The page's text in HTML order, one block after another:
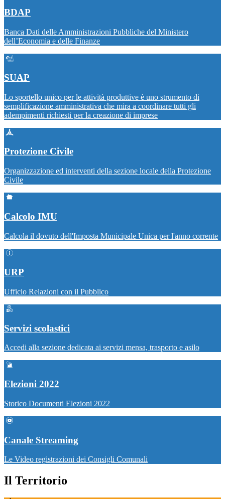
BDAP
Banca Dati delle Amministrazioni Pubbliche del Ministero
dell’Economia e delle Finanze
SUAP
Lo sportello unico per le attività produttive è uno strumento di
semplificazione amministrativa che mira a coordinare tutti gli
adempimenti richiesti per la creazione di imprese
Protezione Civile
Organizzazione ed interventi della sezione locale della Protezione
Civile
Calcolo IMU
Calcola il dovuto dell'Imposta Municipale Unica per l'anno corrente
URP
Ufficio Relazioni con il Pubblico
Servizi scolastici
Accedi alla sezione dedicata ai servizi mensa, trasporto e asilo
Elezioni 2022
Storico Documenti Elezioni 2022
Canale Streaming
Le Video registrazioni dei Consigli Comunali
Il Territorio